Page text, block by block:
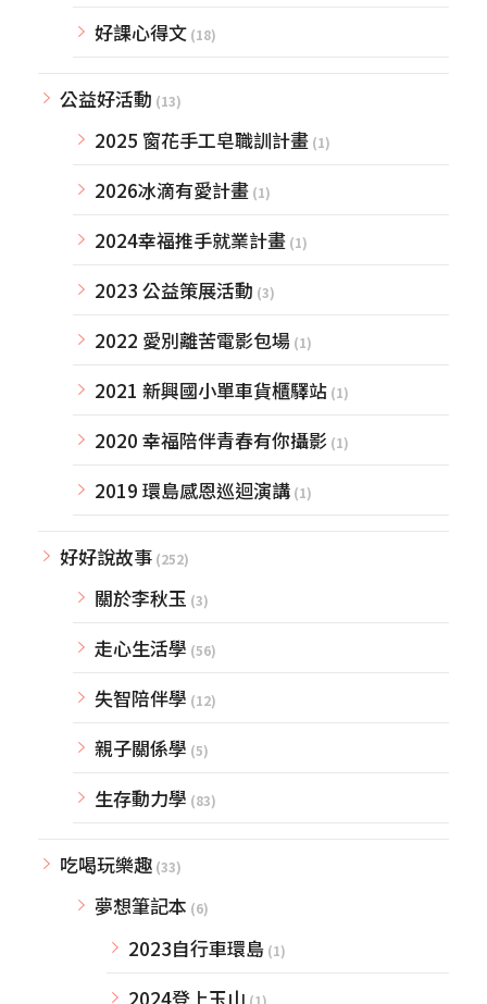
好課心得文 (18)
公益好活動 (13)
2025 窗花手工皂職訓計畫 (1)
2026冰滴有愛計畫 (1)
2024幸福推手就業計畫 (1)
2023 公益策展活動 (3)
2022 愛別離苦電影包場 (1)
2021 新興國小單車貨櫃驛站 (1)
2020 幸福陪伴青春有你攝影 (1)
2019 環島感恩巡迴演講 (1)
好好說故事 (252)
關於李秋玉 (3)
走心生活學 (56)
失智陪伴學 (12)
親子關係學 (5)
生存動力學 (83)
吃喝玩樂趣 (33)
夢想筆記本 (6)
2023自行車環島 (1)
2024登上玉山 (1)